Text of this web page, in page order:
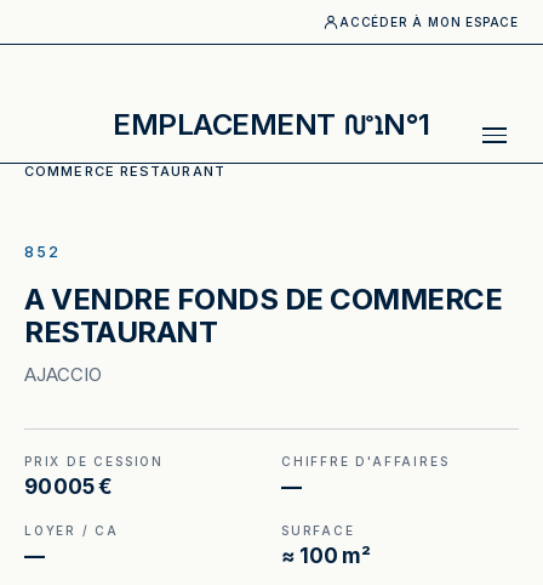
ACCÉDER À MON ESPACE
EMPLACEMENT N°1
COMMERCE RESTAURANT
852
A VENDRE FONDS DE COMMERCE
RESTAURANT
AJACCIO
PRIX DE CESSION
90 005 €
CHIFFRE D'AFFAIRES
—
LOYER / CA
—
SURFACE
≈ 100 m²